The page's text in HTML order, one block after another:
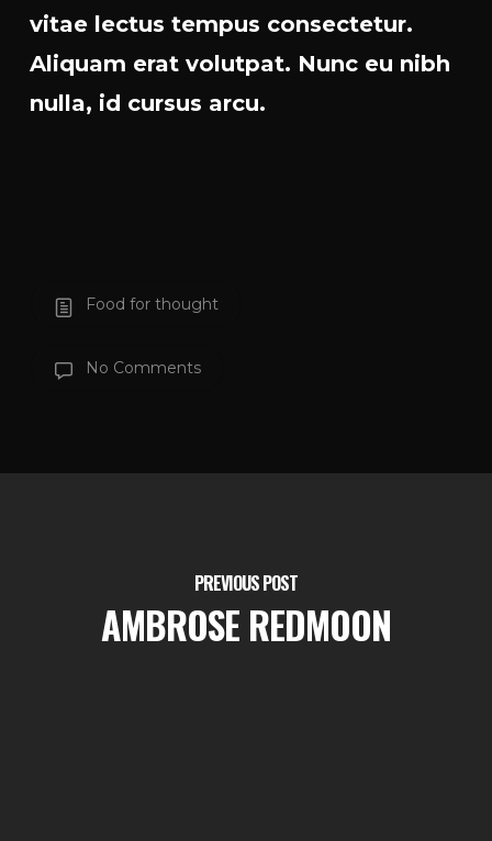
vitae lectus tempus consectetur.
Aliquam erat volutpat. Nunc eu nibh
nulla, id cursus arcu.
Food for thought
No Comments
PREVIOUS POST
AMBROSE REDMOON